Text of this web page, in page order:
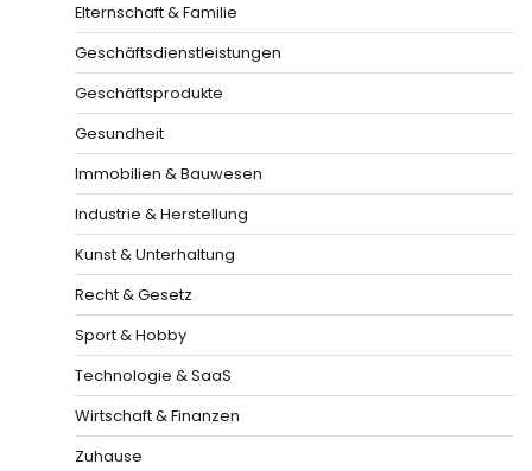
Elternschaft & Familie
Geschäftsdienstleistungen
Geschäftsprodukte
Gesundheit
Immobilien & Bauwesen
Industrie & Herstellung
Kunst & Unterhaltung
Recht & Gesetz
Sport & Hobby
Technologie & SaaS
Wirtschaft & Finanzen
Zuhause